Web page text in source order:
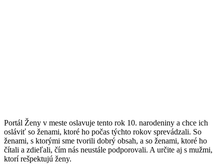
Portál Ženy v meste oslavuje tento rok 10. narodeniny a chce ich
osláviť so ženami, ktoré ho počas týchto rokov sprevádzali. So
ženami, s ktorými sme tvorili dobrý obsah, a so ženami, ktoré ho
čítali a zdieľali, čím nás neustále podporovali. A určite aj s mužmi,
ktorí rešpektujú ženy.